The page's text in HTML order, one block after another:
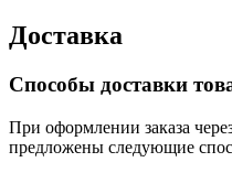
Доставка
Способы доставки
При оформлении заказа
предложены следующие